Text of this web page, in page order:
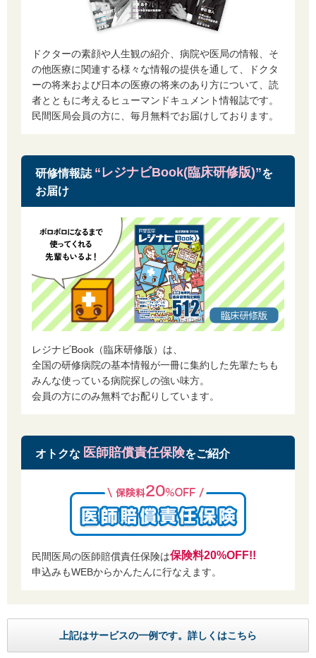
or-agent.com/inquiry］よりご連絡いただき、いつでも退会できるものとし
2 退会の手続きを完了した個人情報は全て抹消され、再度当社のサービス
を利用する場合は新たに会員登録が必要となります。
3 前項に関わらず、職業安定法に基づき保管が定められている個人情報に
ついては、保存期間が経過後に抹消するものとします。
4 当社が別途定める一定期間にご利用が一度もなかった場合、当該会員の
了承を得ることなくサービス提供の停止または登録を抹消する事ができる
ものとします｡
1 当社は、次のいずれかに該当する会員につき、事前に通知することな
く、サービスの全部または一部の利用を一時中止、または会員から除名す
る事ができるものとします｡
1.1 入会時に虚偽申告をした場合
1.2 他者のID（メールアドレス）・パスワードを盗用した場合
1.3 当社の運営を妨害した場合
1.4 第3条の各号に違反する行為があった場合
1.5 当社が会員として不適当と判断した場合
第6条 当社の責任
会員登録及びサービスの利用により生じる一切の損害につき、当社は、通
常かつ直接の損害及び当社の故意または重過失による損害を除き、一切責
任を負わないものとします｡
民間医局会員は、当社のサービス（以下、本サービスという）を利用する
にあたり、以下について承諾したものとみなします。
1 設備等の準備
会員は、本サービスの利用に要する通信機器、ソフトウェア、およびそれ
についても同様に自己の判断で行うものとします。
下の条件に該当する場合、当社または当社関係者は会員に通知し、当該情
報や文章等を削除することができるものとします。
1.1 第3条各号の禁止行為を行った場合
1.2 当社の保守管理上、当該情報や文章等の削除が必要であると判断した場
1.3 登録や提供された情報、文章の容量等が、当社の機器に設定された所定
の記録容量や文書数を超過した場合
当社関係者は一切の責任を負わないものとします。
ドクターの素顔や人生観の紹介、病院や医局の情報、そ
の他医療に関連する様々な情報の提供を通して、ドクタ
ーの将来および日本の医療の将来のあり方について、読
者とともに考えるヒューマンドキュメント情報誌です。
民間医局会員の方に、毎月無料でお届けしております。
研修情報誌 “レジナビBook(臨床研修版)”を
お届け
レジナビBook（臨床研修版）は、
全国の研修病院の基本情報が一冊に集約した先輩たちも
みんな使っている病院探しの強い味方。
会員の方にのみ無料でお配りしています。
オトクな 医師賠償責任保険をご紹介
民間医局の医師賠償責任保険は保険料20%OFF!!
申込みもWEBからかんたんに行なえます。
上記はサービスの一例です。詳しくはこちら